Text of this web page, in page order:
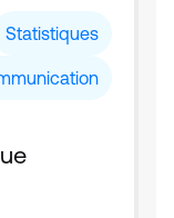
Statistiques